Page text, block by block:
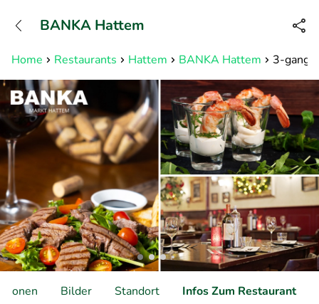
Erreichbar bis 23:00 Uhr (max
0,09€/Min)
Home Restaurants Hattem BANKA Hattem 3-
BANKA Hattem
Bilder Standort Infos Zum Restaurant